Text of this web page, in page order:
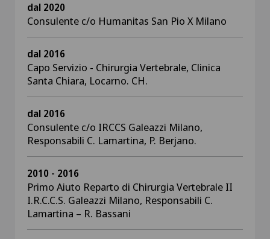
dal 2020
Consulente c/o Humanitas San Pio X Milano
dal 2016
Capo Servizio - Chirurgia Vertebrale, Clinica
Santa Chiara, Locarno. CH.
dal 2016
Consulente c/o IRCCS Galeazzi Milano,
Responsabili C. Lamartina, P. Berjano.
2010 - 2016
Primo Aiuto Reparto di Chirurgia Vertebrale II
I.R.C.C.S. Galeazzi Milano, Responsabili C.
Lamartina – R. Bassani